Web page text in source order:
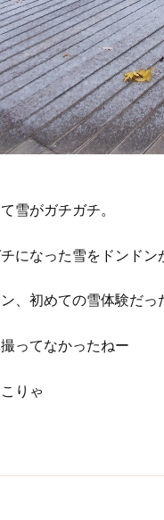
雪がガチガチ。
になった雪をドンドン
、初めての雪体験だっ
ってなかったねー
りゃ